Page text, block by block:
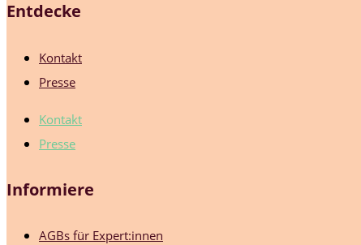
Entdecke
Kontakt
Presse
Kontakt
Presse
Informiere
AGBs für Expert:innen